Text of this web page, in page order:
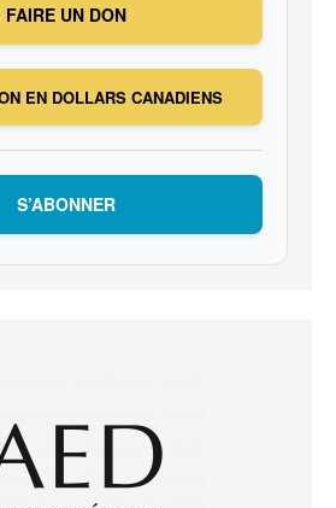
FAIRE UN DON
EN DOLLARS CANADIENS
S’ABONNER